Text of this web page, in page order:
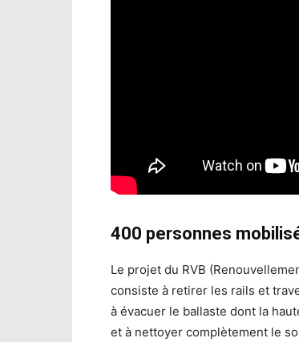
400 personnes
Le projet du RVB
consiste à retirer les rails et
à évacuer le ballaste dont la
et à nettoyer complètement le